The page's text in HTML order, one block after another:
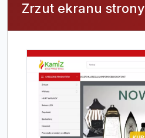
Zrzut ekranu strony